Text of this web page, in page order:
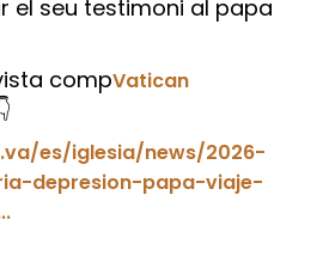
el seu testimoni al papa
compVatican
es/iglesia/news/2026-
depresion-papa-viaje-